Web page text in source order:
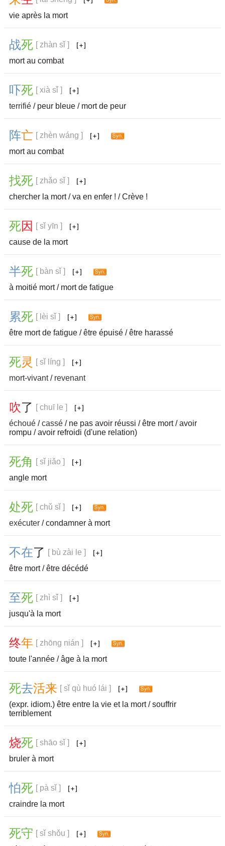
vie après la mort
战死 [ zhàn sǐ ]
mort au combat
吓死 [ xià sǐ ]
terrifié / peur bleue / mort de peur
阵亡 [ zhèn wáng ]
mort au combat
找死 [ zhǎo sǐ ]
chercher la mort / va en enfer ! / Crève !
死因
[ sǐ yīn ]
cause de la mort
半死 [ bàn sǐ ]
à moitié mort / mort de fatigue
累死 [ lèi sǐ ]
être mort de fatigue / être épuisé / être harassé
死灵
[ sǐ líng ]
mort-vivant/ revenant
吹了 [ chuī le ]
échoué /cassé / ne pas avoir réussi / être mort / avoir
rompu / avoir refroidi (d'une relation)
死角
[ sǐ jiǎo ]
angle mort
处死 [ chǔ sǐ ]
exécuter / condamner à mort
不在了 [ bù zài le ]
être mort / être décédé
至死 [ zhì sǐ ]
jusqu'à la mort
终年 [ zhōng nián ]
toute l'année / âge à la mort
死去活来 [ sǐ qù huó lái ]
(expr. idiom.) être entre la vie et la mort / souffrir
terriblement
烧死 [ shāo sǐ ]
bruler à mort
怕死 [ pà sǐ ]
craindre la mort
死守 [ sǐ shǒu ]